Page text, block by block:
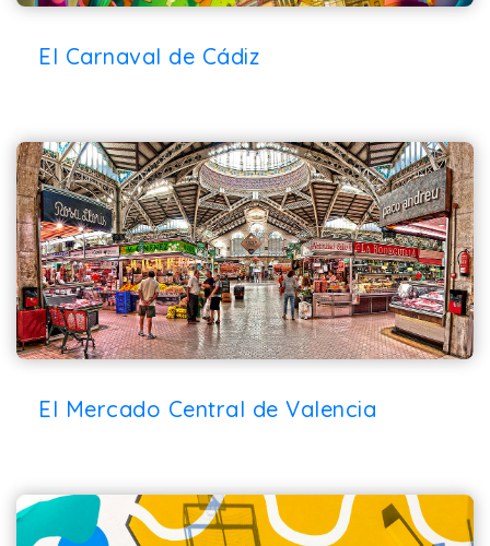
El Carnaval de Cádiz
El Mercado Central de Valencia